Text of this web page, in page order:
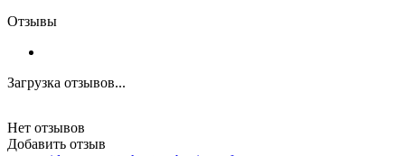
Отзывы
Загрузка отзывов...
Нет отзывов
Добавить отзыв